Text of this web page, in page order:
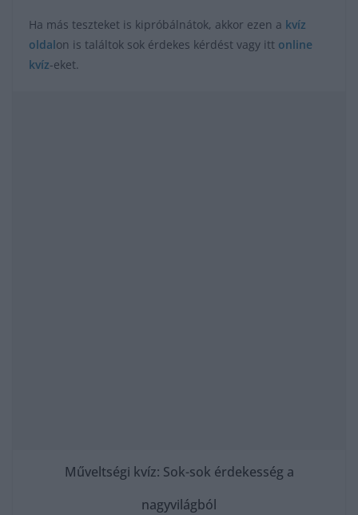
Ha más teszteket is kipróbálnátok, akkor ezen a kvíz
oldalon is találtok sok érdekes kérdést vagy itt online
kvíz-eket.
Műveltségi kvíz: Sok-sok érdekesség a
nagyvilágból